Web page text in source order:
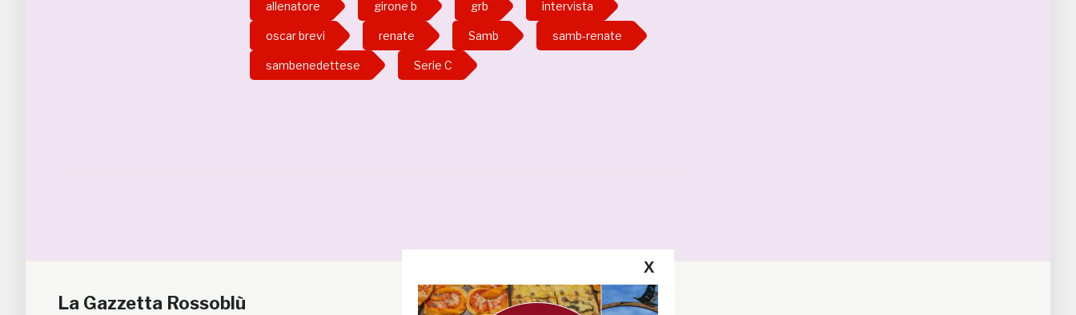
allenatore girone b grb intervista
oscar brevi renate Samb samb-renate
sambenedettese Serie C
La Gazzetta Rossoblù Segui la GRB
X